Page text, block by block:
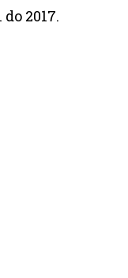
2017.